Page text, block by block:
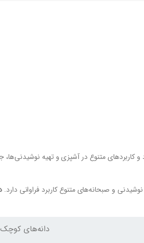
متنوع در آشپزی و تهیه نوشیدنی‌ها،
و صبحانه‌های متنوع کاربرد فراوانی دارد.
دانه‌های کوچک